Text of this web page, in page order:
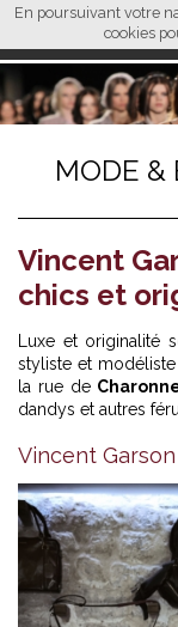
En poursuivant votre
cookies
L M
MODE &
Vincent
chics et
Luxe et
styliste et
la rue de
dandys et autres
Vincent